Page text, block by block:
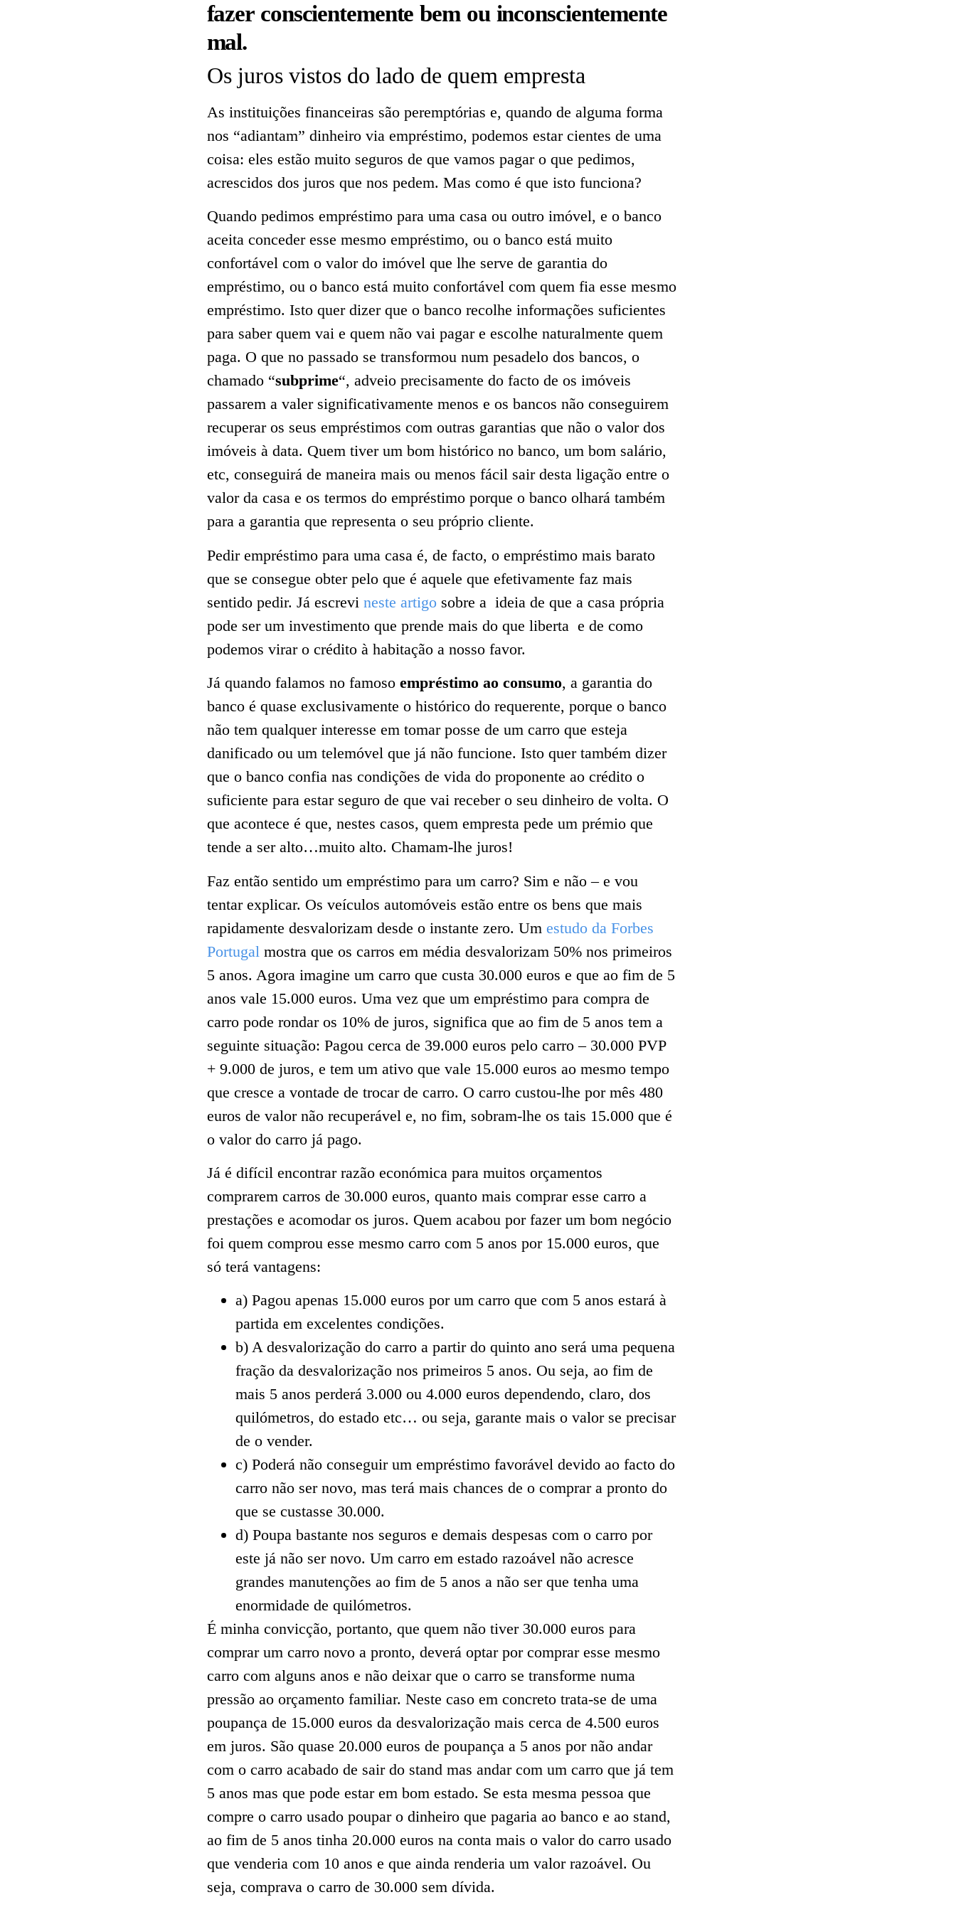
fazer conscientemente bem ou inconscientemente
mal.
Os juros vistos do lado de quem empresta
As instituições financeiras são peremptórias e, quando de alguma forma
nos “adiantam” dinheiro via empréstimo, podemos estar cientes de uma
coisa: eles estão muito seguros de que vamos pagar o que pedimos,
acrescidos dos juros que nos pedem. Mas como é que isto funciona?
Quando pedimos empréstimo para uma casa ou outro imóvel, e o banco
aceita conceder esse mesmo empréstimo, ou o banco está muito
confortável com o valor do imóvel que lhe serve de garantia do
empréstimo, ou o banco está muito confortável com quem fia esse mesmo
empréstimo. Isto quer dizer que o banco recolhe informações suficientes
para saber quem vai e quem não vai pagar e escolhe naturalmente quem
paga. O que no passado se transformou num pesadelo dos bancos, o
chamado “subprime“, adveio precisamente do facto de os imóveis
passarem a valer significativamente menos e os bancos não conseguirem
recuperar os seus empréstimos com outras garantias que não o valor dos
imóveis à data. Quem tiver um bom histórico no banco, um bom salário,
etc, conseguirá de maneira mais ou menos fácil sair desta ligação entre o
valor da casa e os termos do empréstimo porque o banco olhará também
para a garantia que representa o seu próprio cliente.
Pedir empréstimo para uma casa é, de facto, o empréstimo mais barato
que se consegue obter pelo que é aquele que efetivamente faz mais
sentido pedir. Já escrevi neste artigo sobre a ideia de que a casa própria
pode ser um investimento que prende mais do que liberta e de como
podemos virar o crédito à habitação a nosso favor.
Já quando falamos no famoso empréstimo ao consumo, a garantia do
banco é quase exclusivamente o histórico do requerente, porque o banco
não tem qualquer interesse em tomar posse de um carro que esteja
danificado ou um telemóvel que já não funcione. Isto quer também dizer
que o banco confia nas condições de vida do proponente ao crédito o
suficiente para estar seguro de que vai receber o seu dinheiro de volta. O
que acontece é que, nestes casos, quem empresta pede um prémio que
tende a ser alto…muito alto. Chamam-lhe juros!
Faz então sentido um empréstimo para um carro? Sim e não – e vou
tentar explicar. Os veículos automóveis estão entre os bens que mais
rapidamente desvalorizam desde o instante zero. Um estudo da Forbes
Portugal mostra que os carros em média desvalorizam 50% nos primeiros
5 anos. Agora imagine um carro que custa 30.000 euros e que ao fim de 5
anos vale 15.000 euros. Uma vez que um empréstimo para compra de
carro pode rondar os 10% de juros, significa que ao fim de 5 anos tem a
seguinte situação: Pagou cerca de 39.000 euros pelo carro – 30.000 PVP
+ 9.000 de juros, e tem um ativo que vale 15.000 euros ao mesmo tempo
que cresce a vontade de trocar de carro. O carro custou-lhe por mês 480
euros de valor não recuperável e, no fim, sobram-lhe os tais 15.000 que é
o valor do carro já pago.
Já é difícil encontrar razão económica para muitos orçamentos
comprarem carros de 30.000 euros, quanto mais comprar esse carro a
prestações e acomodar os juros. Quem acabou por fazer um bom negócio
foi quem comprou esse mesmo carro com 5 anos por 15.000 euros, que
só terá vantagens:
a) Pagou apenas 15.000 euros por um carro que com 5 anos estará à
partida em excelentes condições.
b) A desvalorização do carro a partir do quinto ano será uma pequena
fração da desvalorização nos primeiros 5 anos. Ou seja, ao fim de
mais 5 anos perderá 3.000 ou 4.000 euros dependendo, claro, dos
quilómetros, do estado etc… ou seja, garante mais o valor se precisar
de o vender.
c) Poderá não conseguir um empréstimo favorável devido ao facto do
carro não ser novo, mas terá mais chances de o comprar a pronto do
que se custasse 30.000.
d) Poupa bastante nos seguros e demais despesas com o carro por
este já não ser novo. Um carro em estado razoável não acresce
grandes manutenções ao fim de 5 anos a não ser que tenha uma
enormidade de quilómetros.
É minha convicção, portanto, que quem não tiver 30.000 euros para
comprar um carro novo a pronto, deverá optar por comprar esse mesmo
carro com alguns anos e não deixar que o carro se transforme numa
pressão ao orçamento familiar. Neste caso em concreto trata-se de uma
poupança de 15.000 euros da desvalorização mais cerca de 4.500 euros
em juros. São quase 20.000 euros de poupança a 5 anos por não andar
com o carro acabado de sair do stand mas andar com um carro que já tem
5 anos mas que pode estar em bom estado. Se esta mesma pessoa que
compre o carro usado poupar o dinheiro que pagaria ao banco e ao stand,
ao fim de 5 anos tinha 20.000 euros na conta mais o valor do carro usado
que venderia com 10 anos e que ainda renderia um valor razoável. Ou
seja, comprava o carro de 30.000 sem dívida.